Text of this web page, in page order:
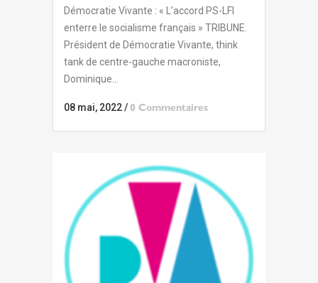
Démocratie Vivante : « L’accord PS-LFI
enterre le socialisme français » TRIBUNE.
Président de Démocratie Vivante, think
tank de centre-gauche macroniste,
Dominique...
08 mai, 2022/ 0 Commentaires